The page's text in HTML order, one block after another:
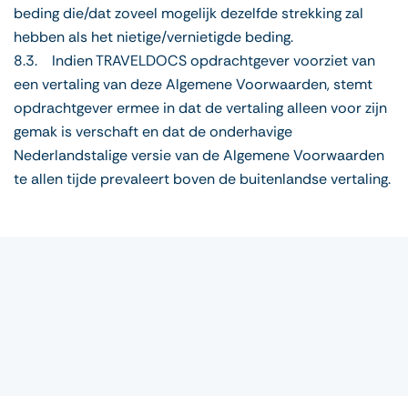
beding die/dat zoveel mogelijk dezelfde strekking zal
hebben als het nietige/vernietigde beding.
8.3. Indien TRAVELDOCS opdrachtgever voorziet van
een vertaling van deze Algemene Voorwaarden, stemt
opdrachtgever ermee in dat de vertaling alleen voor zijn
gemak is verschaft en dat de onderhavige
Nederlandstalige versie van de Algemene Voorwaarden
te allen tijde prevaleert boven de buitenlandse vertaling.